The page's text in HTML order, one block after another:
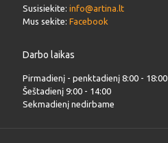
Susisiekite: info@artina.lt
Mus sekite: Facebook
Darbo laikas
Pirmadienį - penktadienį 8:00 - 18:00
Šeštadienį 9:00 - 14:00
Sekmadienį nedirbame